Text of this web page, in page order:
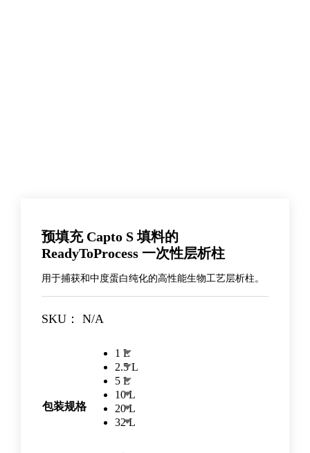
预填充 Capto S 填料的
ReadyToProcess 一次性层析柱
用于捕获和中度蛋白纯化的高性能生物工艺层析柱。
SKU： N/A
包装规格
1 L
2.5 L
5 L
10 L
20 L
32 L